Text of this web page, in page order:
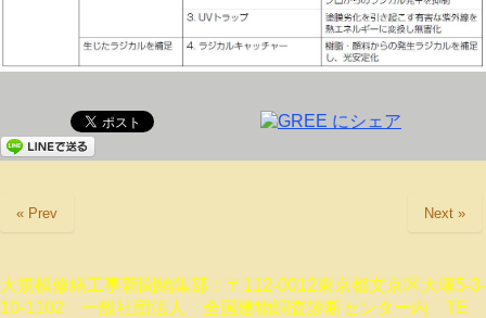
« Prev Next »
大規模修繕工事新聞編集部：〒112-0012東京都文京区大塚5-3-
10-1102 一般社団法人 全国建物調査診断センター内 TE